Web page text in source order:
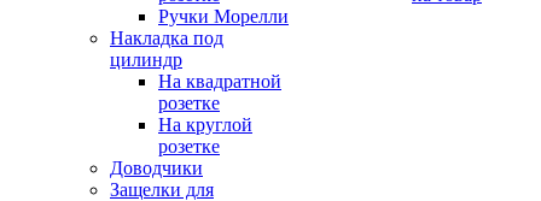
Ручки Морелли
Накладка под
цилиндр
На квадратной
розетке
На круглой
розетке
Доводчики
Защелки для